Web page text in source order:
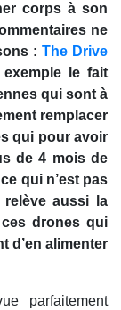
corps à son
ne
: The Drive
le fait
qui sont à
remplacer
qui pour avoir
de 4 mois de
qui n’est pas
aussi la
drones qui
d’en alimenter
parfaitement